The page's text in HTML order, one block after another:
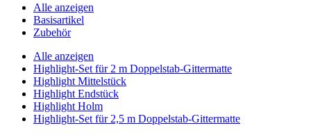
Alle anzeigen
Basisartikel
Zubehör
Alle anzeigen
Highlight-Set für 2 m Doppelstab-Gittermatte
Highlight Mittelstück
Highlight Endstück
Highlight Holm
Highlight-Set für 2,5 m Doppelstab-Gittermatte